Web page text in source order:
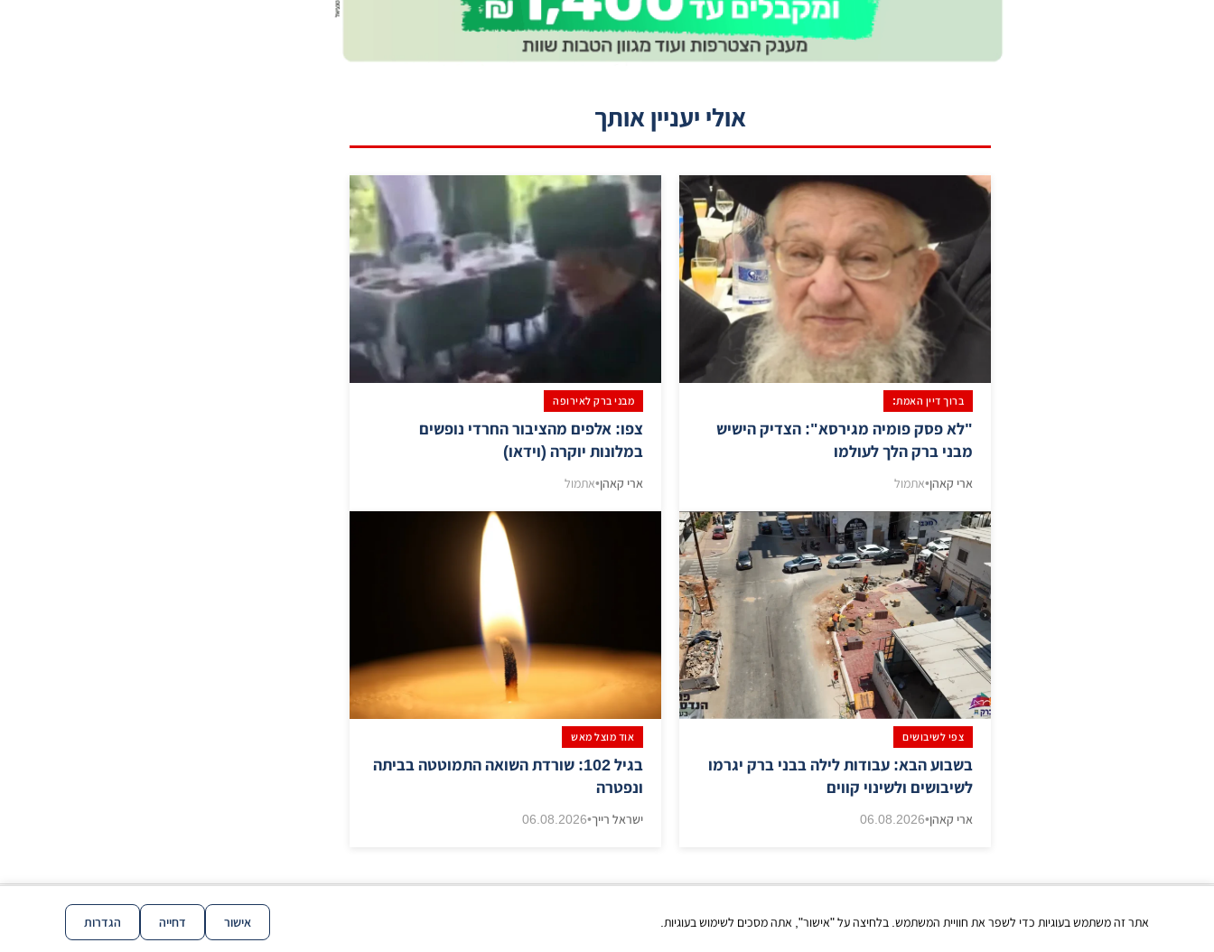
אולי יעניין אותך
ברוך דיין האמת:
"לא פסק פומיה מגירסא": הצדיק הישיש
מבני ברק הלך לעולמו
ארי קאהן•אתמול
מבני ברק לאירופה
צפו: אלפים מהציבור החרדי נופשים
במלונות יוקרה (וידאו)
ארי קאהן•אתמול
צפי לשיבושים
בשבוע הבא: עבודות לילה בבני ברק יגרמו
לשיבושים ולשינוי קווים
ארי קאהן•
06.08.2026
אוד מוצל מאש
בגיל 102: שורדת השואה התמוטטה בביתה
ונפטרה
ישראל רייך•
06.08.2026
אתר זה משתמש בעוגיות כדי לשפר את חוויית המשתמש. בלחיצה על "אישור", אתה מסכים לשימוש בעוגיות. אישור דחייה הגדרות כל הזכויות שמורות | © בני ברק עכשיו 2026 צור קשר | תנאי שימוש